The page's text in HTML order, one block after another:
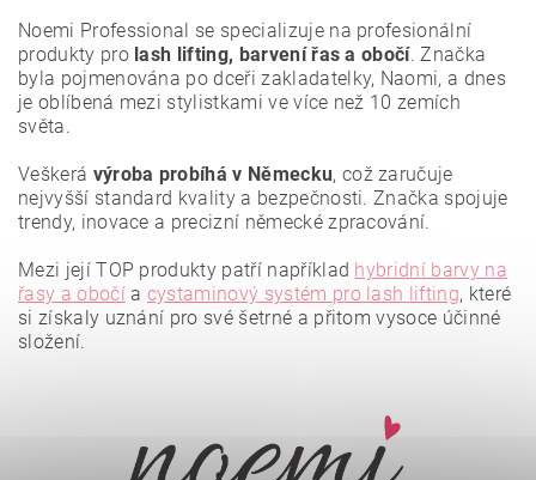
Vložením hodnocení souhlasíte se
Noemi Professional se specializuje na profesionální
produkty pro lash lifting, barvení řas a obočí. Značka
byla pojmenována po dceři zakladatelky, Naomi, a dnes
je oblíbená mezi stylistkami ve více než 10 zemích
světa.
Veškerá výroba probíhá v Německu, což zaručuje
nejvyšší standard kvality a bezpečnosti. Značka spojuje
trendy, inovace a precizní německé zpracování.
Mezi její TOP produkty patří například hybridní barvy na
řasy a obočía cystaminový systém pro lash lifting, které
si získaly uznání pro své šetrné a přitom vysoce účinné
složení.